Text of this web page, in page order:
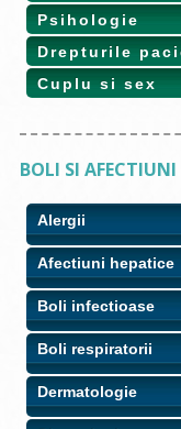
Psihologie
Drepturile
Cuplu si sex
BOLI SI AFECTIUNI
Alergii
Afectiuni hepatice
Boli infectioase
Boli respiratorii
Dermatologie